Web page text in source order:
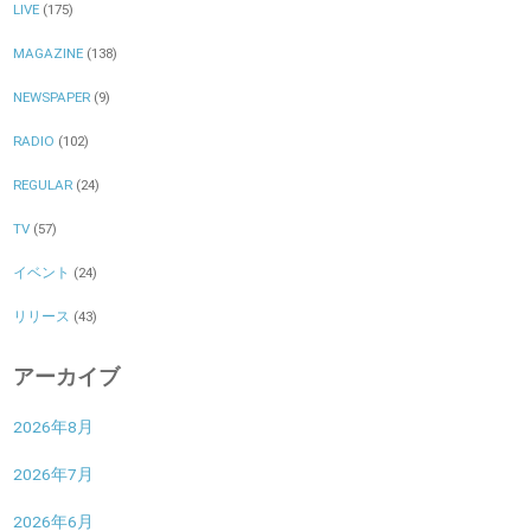
LIVE (175)
MAGAZINE (138)
NEWSPAPER (9)
RADIO (102)
REGULAR (24)
TV (57)
イベント (24)
リリース (43)
アーカイブ
2026年8月
2026年7月
2026年6月